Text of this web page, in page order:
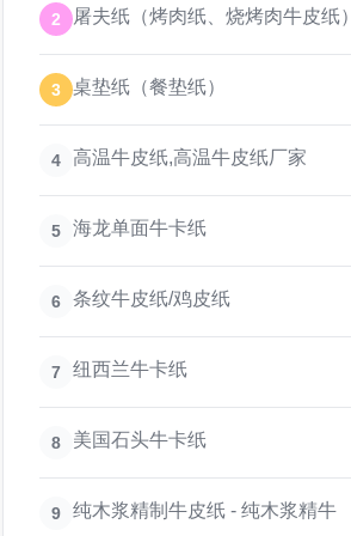
2 屠夫纸（烤肉纸、烧烤肉牛皮纸）
3 桌垫纸（餐垫纸）
4 高温牛皮纸,高温牛皮纸厂家
5 海龙单面牛卡纸
6 条纹牛皮纸/鸡皮纸
7 纽西兰牛卡纸
8 美国石头牛卡纸
9 纯木浆精制牛皮纸 - 纯木浆精牛